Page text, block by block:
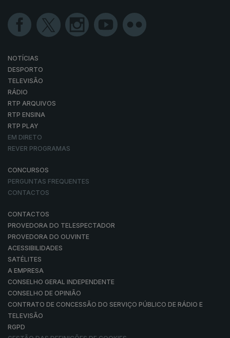
NOTÍCIAS
DESPORTO
TELEVISÃO
RÁDIO
RTP ARQUIVOS
RTP ENSINA
RTP PLAY
EM DIRETO
REVER PROGRAMAS
CONCURSOS
PERGUNTAS FREQUENTES
CONTACTOS
CONTACTOS
PROVEDORA DO TELESPECTADOR
PROVEDORA DO OUVINTE
ACESSIBILIDADES
SATÉLITES
A EMPRESA
CONSELHO GERAL INDEPENDENTE
CONSELHO DE OPINIÃO
CONTRATO DE CONCESSÃO DO SERVIÇO PÚBLICO DE RÁDIO E
TELEVISÃO
RGPD